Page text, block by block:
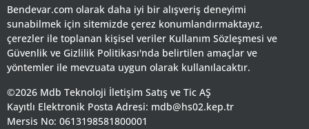
Bendevar.com olarak daha iyi bir alışveriş deneyimi
sunabilmek için sitemizde çerez konumlandırmaktayız,
çerezler ile toplanan kişisel veriler Kullanım Sözleşmesi ve
Güvenlik ve Gizlilik Politikası'nda belirtilen amaçlar ve
yöntemler ile mevzuata uygun olarak kullanılacaktır.
©2026 Mdb Teknoloji İletişim Satış ve Tic AŞ
Kayıtlı Elektronik Posta Adresi: mdb@hs02.kep.tr
Mersis No: 0613198581800001